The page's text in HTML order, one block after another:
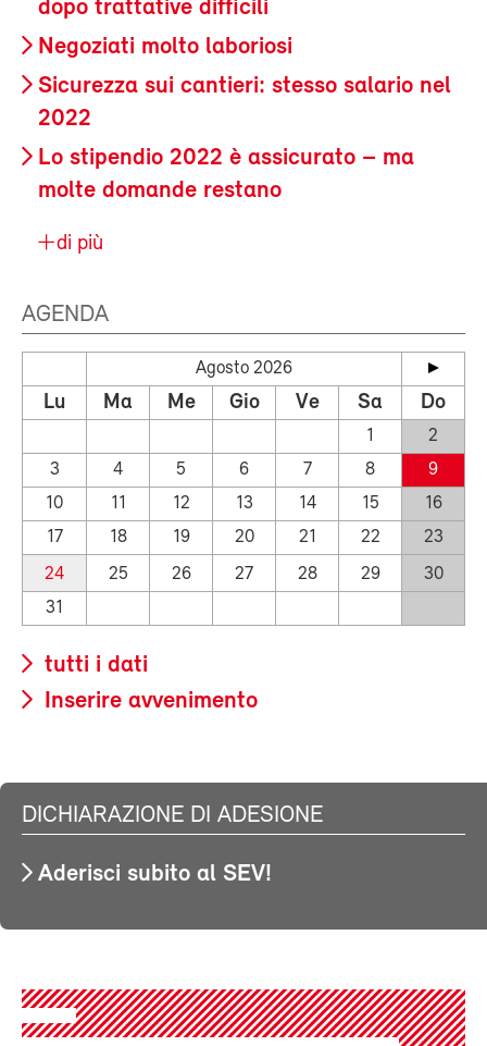
dopo trattative difficili
Negoziati molto laboriosi
Sicurezza sui cantieri: stesso salario nel
2022
Lo stipendio 2022 è assicurato – ma
molte domande restano
di più
AGENDA
Agosto 2026
Lu Ma Me Gio Ve Sa Do
1
2
3
4 5 6 7 8
9
10
11 12 13 14 15
16
17
18 19 20 21 22
23
24
25 26 27 28 29
30
31
tutti i dati
Inserire avvenimento
DICHIARAZIONE DI ADESIONE
Aderisci subito al SEV!